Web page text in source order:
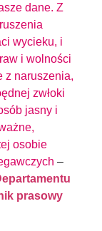
dane. Z
wycieku, i
i wolności
z naruszenia,
zwłoki
jasny i
osobie
–
prasowy